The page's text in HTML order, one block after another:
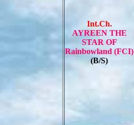
Int.Ch.
AYREEN THE
STAR OF
Rainbowland (FCI)
(B/S)